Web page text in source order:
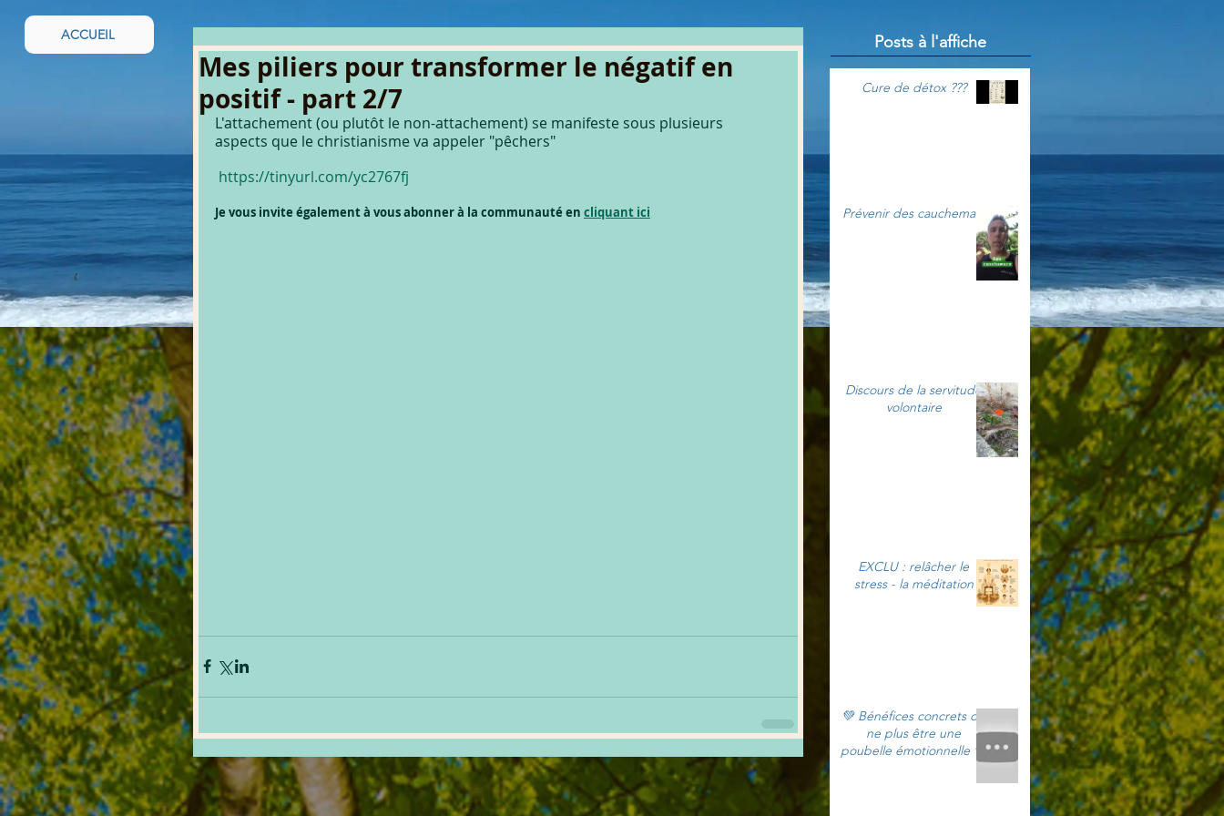
ACCUEIL
Mes piliers pour transformer le négatif en
positif - part 2/7
L'attachement (ou plutôt le non-attachement) se manifeste sous plusieurs
aspects que le christianisme va appeler "pêchers"
https://tinyurl.com/yc2767fj
Je vous invite également à vous abonner à la communauté en cliquant ici
Posts à l'affiche
Cure de détox ???
Prévenir des cauchemars
Discours de la servitude
volontaire
EXCLU : relâcher le
stress - la méditation
💚 Bénéfices concrets de
ne plus être une
poubelle émotionnelle 💚